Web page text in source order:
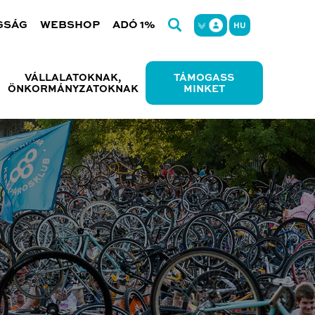
WEBSHOP ADÓ 1% HU
VÁLLALATOKNAK,
ÖNKORMÁNYZATOKNAK
TÁMOGASS
MINKET